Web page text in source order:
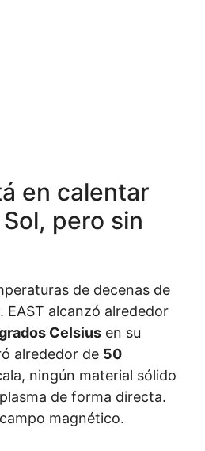
en calentar
pero sin
de decenas de
EAST alcanzó alrededor
Celsius en su
alrededor de 50
ningún material sólido
de forma directa.
magnético.